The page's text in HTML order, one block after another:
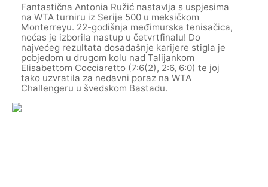
Fantastična Antonia Ružić nastavlja s uspjesima
na WTA turniru iz Serije 500 u meksičkom
Monterreyu. 22-godišnja međimurska tenisačica,
noćas je izborila nastup u četvrtfinalu! Do
najvećeg rezultata dosadašnje karijere stigla je
pobjedom u drugom kolu nad Talijankom
Elisabettom Cocciaretto (7:6(2), 2:6, 6:0) te joj
tako uzvratila za nedavni poraz na WTA
Challengeru u švedskom Bastadu.